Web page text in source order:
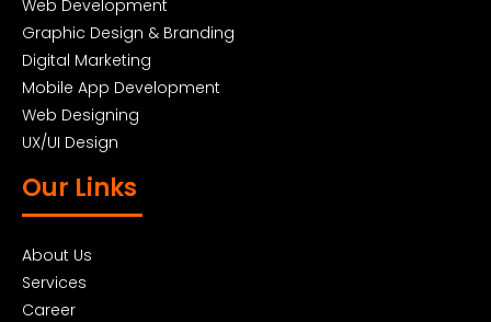
Web Development
Graphic Design & Branding
Digital Marketing
Mobile App Development
Web Designing
UX/UI Design
Our Links
About Us
Services
Career